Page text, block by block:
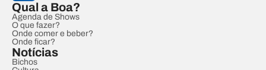
Qual a Boa?
Agenda de Shows
O que fazer?
Onde comer e beber?
Onde ficar?
Notícias
Bichos